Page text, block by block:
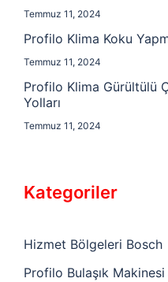
Temmuz 11, 2024
Profilo Klima Koku
Temmuz 11, 2024
Profilo Klima Gürültülü
Yolları
Temmuz 11, 2024
Kategoriler
Hizmet Bölgeleri Bosch
Profilo Bulaşık Makinesi